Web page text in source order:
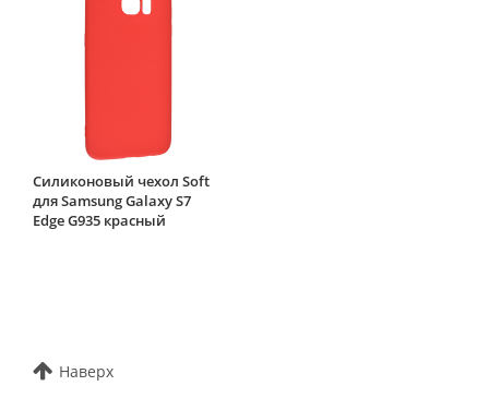
Силиконовый чехол Soft
для Samsung Galaxy S7
Edge G935 красный
Наверх